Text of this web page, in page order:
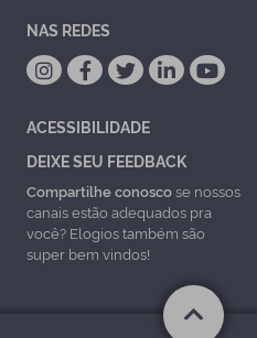
NAS REDES
ACESSIBILIDADE
DEIXE SEU FEEDBACK
Compartilhe conoscose nossos
canais estão adequados pra
você? Elogios também são
super bem vindos!